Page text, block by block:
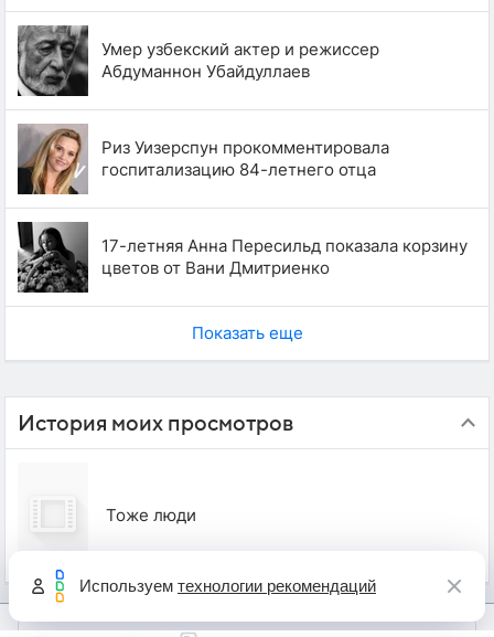
Умер узбекский актер и режиссер
Абдуманнон Убайдуллаев
Риз Уизерспун прокомментировала
госпитализацию 84-летнего отца
17-летняя Анна Пересильд показала корзину
цветов от Вани Дмитриенко
Показать еще
История моих просмотров
Тоже люди
Используем технологии рекомендаций